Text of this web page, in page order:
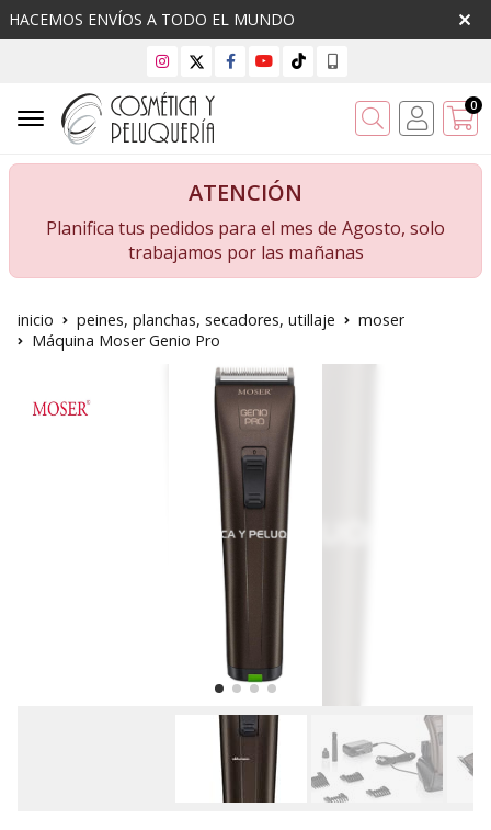
HACEMOS ENVÍOS A TODO EL MUNDO
Buscar 0
ATENCIÓN
Planifica tus pedidos para el mes de Agosto, solo
trabajamos por las mañanas
inicio peines, planchas, secadores, utillaje
moser
Máquina Moser Genio Pro